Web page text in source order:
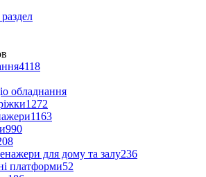
4118
обладнання
1272
1163
990
для дому та залу236
платформи52